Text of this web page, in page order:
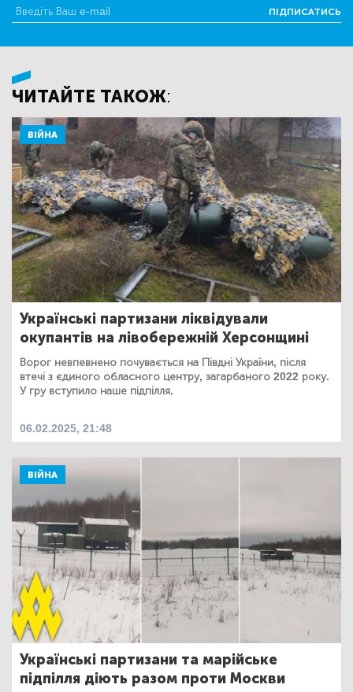
ПІДПИСАТИСЬ
ЧИТАЙТЕ ТАКОЖ:
ВІЙНА
Українські партизани ліквідували
окупантів на лівобережній Херсонщині
Ворог невпевнено почувається на Півдні України, після
втечі з єдиного обласного центру, загарбаного 2022 року.
У гру вступило наше підпілля.
06.02.2025, 21:48
ВІЙНА
Українські партизани та марійське
підпілля діють разом проти Москви